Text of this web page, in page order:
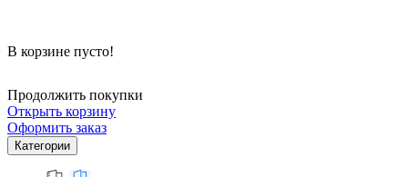
В корзине пусто!
Продолжить покупки
Открыть корзину
Оформить заказ
Категории